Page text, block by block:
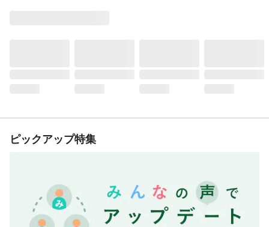
ピックアップ特集